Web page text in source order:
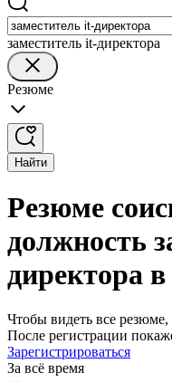
заместитель it-директора
Резюме
Найти
Резюме
должность
директора
Чтобы видеть все резюме,
После регистрации
Зарегистрироваться
За всё время